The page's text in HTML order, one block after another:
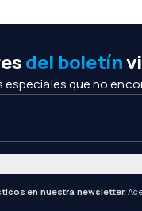
del boletín
que no
en nuestra newsletter.